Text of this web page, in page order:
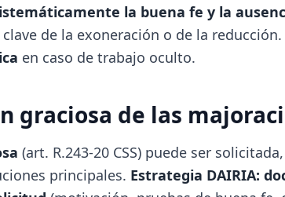
la buena fe y la
de la exoneración o de la
en caso de trabajo oculto.
graciosa de las
(art. R.243-20 CSS) puede ser
principales. Estrategia DAIRIA: